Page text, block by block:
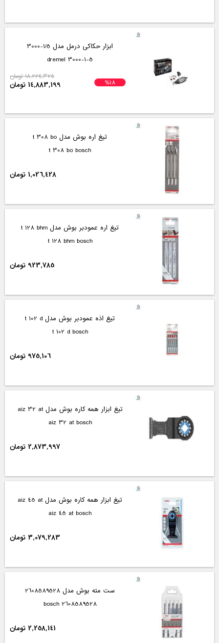
ابزار حکاکی درمل مدل 1/5-3000
3000-1-5 dremel
%18
18,224,325 تومان
14,883,199 تومان
تیغ اره بوش مدل t 308 bo
t 308 bo bosch
1,026,428 تومان
تیغ اره عمودبر بوش مدل t 128 bhm
t 128 bhm bosch
923,785 تومان
تیغ اذه عمودبر بوش مدل t 102 d
t 102 d bosch
975,106 تومان
تیغ ابزار همه کاره بوش مدل aiz 32 at
aiz 32 at bosch
2,873,997 تومان
تیغ ابزار همه کاره بوش مدل aiz 45 at
aiz 45 at bosch
3,079,283 تومان
ست مته بوش مدل 2608589528
2608589528 bosch
2,258,141 تومان